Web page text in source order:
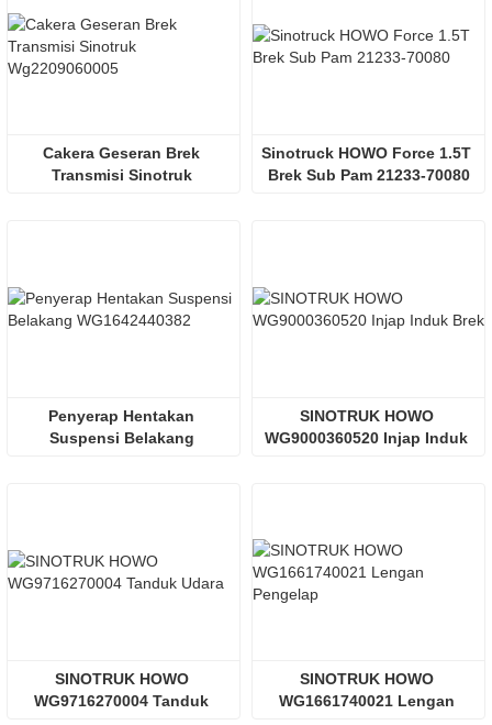
Cakera Geseran Brek
Transmisi Sinotruk
Sinotruck HOWO Force 1.5T
Brek Sub Pam 21233-70080
Penyerap Hentakan
Suspensi Belakang
SINOTRUK HOWO
WG9000360520 Injap Induk
SINOTRUK HOWO
WG9716270004 Tanduk
SINOTRUK HOWO
WG1661740021 Lengan